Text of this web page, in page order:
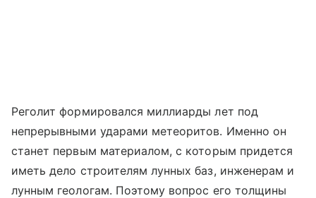
Реголит формировался миллиарды лет под
непрерывными ударами метеоритов. Именно он
станет первым материалом, с которым придется
иметь дело строителям лунных баз, инженерам и
лунным геологам. Поэтому вопрос его толщины